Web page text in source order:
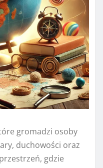
gromadzi osoby
duchowości oraz
gdzie